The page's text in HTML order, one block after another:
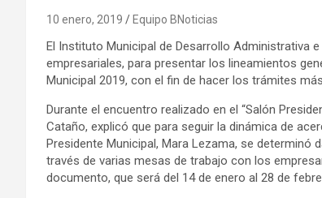
10 enero, 2019 Equipo BNoticias
El Instituto Municipal de Desarrollo Administrativa
empresariales, para presentar los lineamientos
Municipal 2019, con el fin de hacer los trámites
Durante el encuentro realizado en el “Salón
Cataño, explicó que para seguir la dinámica de
Presidente Municipal, Mara Lezama, se
través de varias mesas de trabajo con los
documento, que será del 14 de enero al 28 de